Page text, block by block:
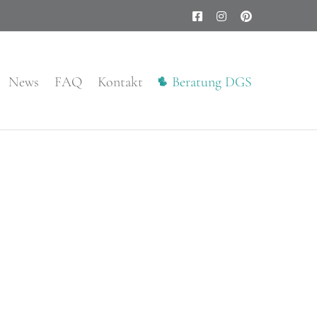
FacebookInstagramPinterest
News FAQ Kontakt Beratung DGS